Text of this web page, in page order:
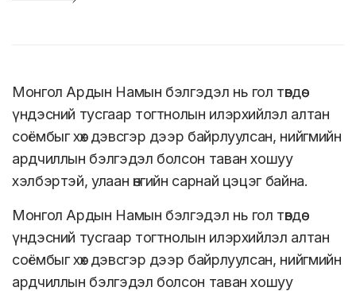
Монгол Ардын Намын бэлгэдэл нь гол төвдөө
үндэсний тусгаар тогтнолын илэрхийлэл алтан
соёмбыг хөх дэвсгэр дээр байрлуулсан, нийгмийн
ардчиллын бэлгэдэл болсон таван хошуу
хэлбэртэй, улаан өнгийн сарнай цэцэг байна.
Монгол Ардын Намын бэлгэдэл нь гол төвдөө
үндэсний тусгаар тогтнолын илэрхийлэл алтан
соёмбыг хөх дэвсгэр дээр байрлуулсан, нийгмийн
ардчиллын бэлгэдэл болсон таван хошуу